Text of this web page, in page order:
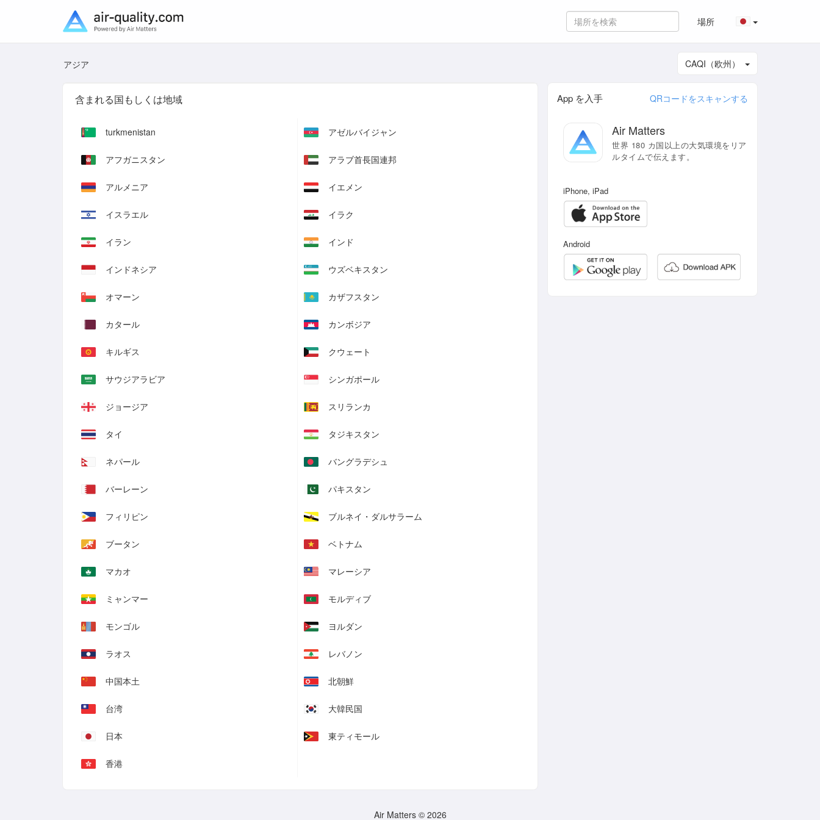
場所
アジア CAQI（欧州）
含まれる国もしくは地域
turkmenistan アゼルバイジャン
アフガニスタン アラブ首長国連邦
アルメニア イエメン
イスラエル イラク
イラン インド
インドネシア ウズベキスタン
オマーン カザフスタン
カタール カンボジア
キルギス クウェート
サウジアラビア シンガポール
ジョージア スリランカ
タイ タジキスタン
ネパール バングラデシュ
バーレーン パキスタン
フィリピン ブルネイ・ダルサラーム
ブータン ベトナム
マカオ マレーシア
ミャンマー モルディブ
モンゴル ヨルダン
ラオス レバノン
中国本土 北朝鮮
台湾 大韓民国
日本 東ティモール
香港
App を入手 QRコードをスキャンする
Air Matters
世界 180 カ国以上の大気環境をリア
ルタイムで伝えます。
iPhone, iPad
Android
Air Matters © 2026